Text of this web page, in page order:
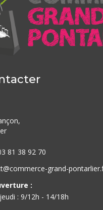
81 38 92 70
grand-
:
: 9/12h - 14/18h